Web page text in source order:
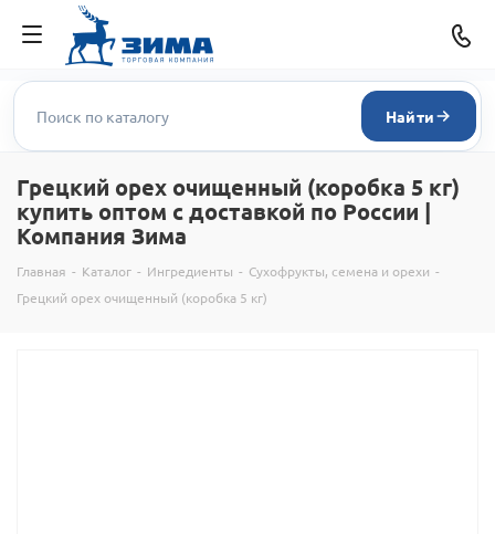
Найти
Грецкий орех очищенный (коробка 5 кг)
купить оптом с доставкой по России |
Компания Зима
Главная - Каталог - Ингредиенты - Сухофрукты, семена и орехи -
Грецкий орех очищенный (коробка 5 кг)